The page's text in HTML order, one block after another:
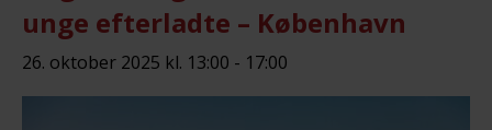
unge efterladte – København
26. oktober 2025 kl. 13:00 - 17:00